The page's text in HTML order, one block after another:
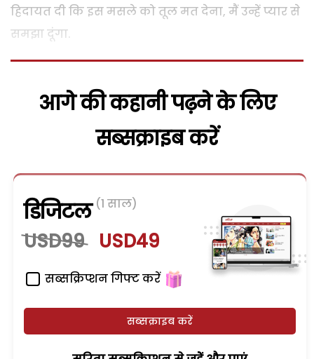
हिदायत दी कि इस मसले को तूल मत देना, मैं उन्हें प्यार से
समझा दूंगा.
आगे की कहानी पढ़ने के लिए
सब्सक्राइब करें
डिजिटल (1 साल)
USD99 USD49
सब्सक्रिप्शन गिफ्ट करें
सब्सक्राइब करें